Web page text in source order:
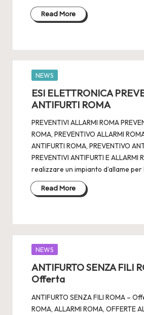
Read More
Posted
NEWS
ESI ELETTRONICA
ANTIFURTI ROMA
PREVENTIVI ALLARMI ROMA
ROMA, PREVENTIVO ALLARMI
ANTIFURTI ROMA, PREVENTIVO
PREVENTIVI ANTIFURTI E ALLARMI
realizzare un impianto d’allame per
Read More
Posted
NEWS
ANTIFURTO SENZA FILI
Offerta
ANTIFURTO SENZA FILI ROMA –
ROMA, ALLARMI ROMA, OFFERTE